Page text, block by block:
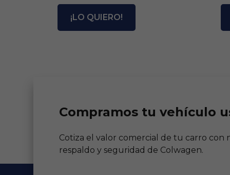
¡LO QUIERO!
Compramos tu vehículo
Cotiza el valor comercial de tu carro con
respaldo y seguridad de Colwagen.